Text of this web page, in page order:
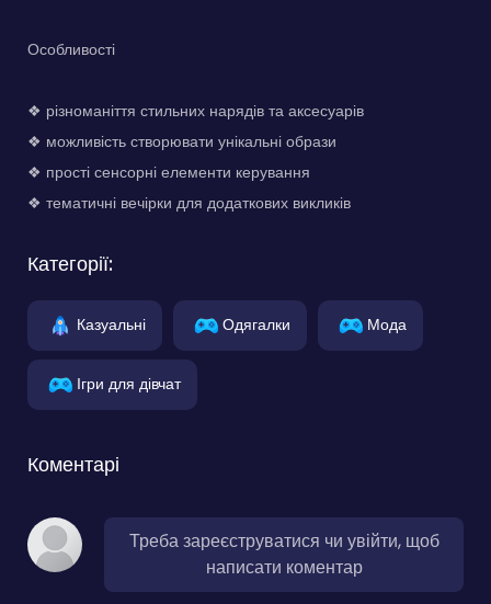
Особливості
❖ різноманіття стильних нарядів та аксесуарів
❖ можливість створювати унікальні образи
❖ прості сенсорні елементи керування
❖ тематичні вечірки для додаткових викликів
Категорії:
Казуальні Одягалки Мода
Ігри для дівчат
Коментарі
Треба зареєструватися чи увійти, щоб
написати коментар